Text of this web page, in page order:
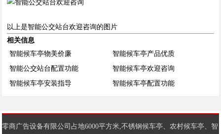
以上是智能公交站台欢迎咨询的图片
相关信息
智能候车亭物美价廉
智能候车亭产品优质
智能公交站台配置功能
智能候车亭欢迎咨询
智能候车亭安装指导
智能候车亭配置功能
零商广告设备有限公司占地6000平方米,不锈钢候车亭、农村候车亭、 智